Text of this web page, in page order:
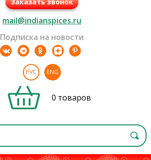
Заказать звонок
mail@indianspices.ru
Подписка на новости
РУС ENG
0 товаров